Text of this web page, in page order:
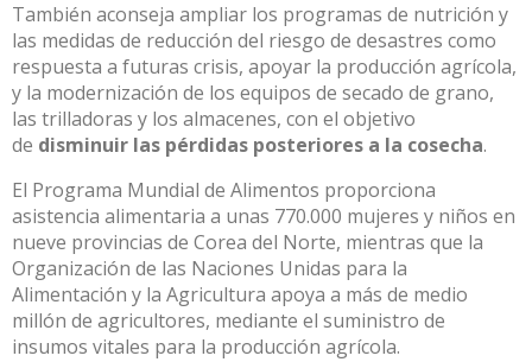
También aconseja ampliar los programas de nutrición y
las medidas de reducción del riesgo de desastres como
respuesta a futuras crisis, apoyar la producción agrícola,
y la modernización de los equipos de secado de grano,
las trilladoras y los almacenes, con el objetivo
de disminuir las pérdidas posteriores a la cosecha.
El Programa Mundial de Alimentos proporciona
asistencia alimentaria a unas 770.000 mujeres y niños en
nueve provincias de Corea del Norte, mientras que la
Organización de las Naciones Unidas para la
Alimentación y la Agricultura apoya a más de medio
millón de agricultores, mediante el suministro de
insumos vitales para la producción agrícola.